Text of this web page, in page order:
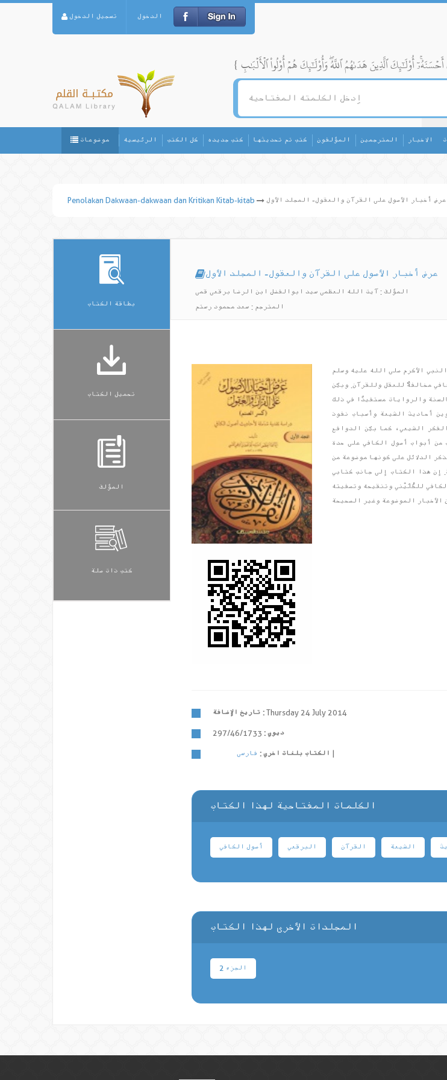
تسجيل الدخول الدخول
موضوعات الرئيسيه كل الكتب كتب جديده كتب تم تحديثها المؤلفون المترجمين الاخبار
Penolakan Dakwaan-dakwaan dan Kritikan Kitab-kitab عرض أخبار الأصول على القرآن والعقول- المجلد الأول
بطاقة الكتاب
تحميل الكتاب
المؤلف
كتب ذات صلة
عرض أخبار الأصول على القرآن والعقول- المجلد الأول
المؤلف : آیت الله العظمی سید ابوالفضل ابن الرضا برقعی قمی
المترجم : سعد محمود رستم
الأكرم صلى الله عليه وسلم
مخالفةٌ للعقل وللقرآن. وبيّن
والروايات مستفيدًا في ذلك
أحاديث الشيعة وأسباب نفوذ
الشيعي، كما بيّن الدوافع
من أبواب أصول الكافي على حدة
بذكر الدلائل على كونها موضوعة من
إن هذا الكتاب إلى جانب كتابي
للكُلَيْني وتنقيحه وتصفيته
تاريخ الإضافة : Thursday 24 July 2014
ديوي : 297/46/1733
الكتاب بلغات اخري :
الكلمات المفتاحية لهذا الكتاب
أصول الكافي البرقعي القرآن الشيعة
المجلدات الأخرى لهذا الكتاب
الجزء 2